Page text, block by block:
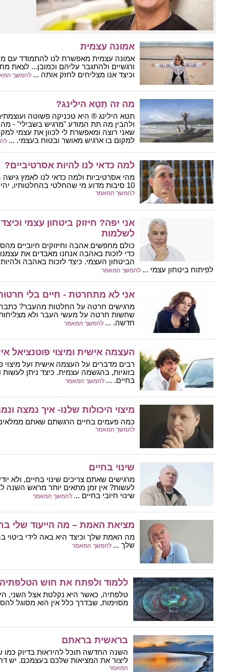
אמונה עצמית
אמונה עצמית מאפשרת לנו להתמודד עם
ורגשיים ולהתגבר עליהם וכמובן... לצאת
וכיצד אנו מצליחים לחזק אותה ... להמשך
מה זה תֶטָא הילינג?
תטא הילינג ® היא טכניקה פשוטה
ולהבין מה תת המודע "מרגיש בשבילי" - מה
שאני רוצה ומאפשרת לי לכוון את עצמי
למקום בו ארגיש מאושר ובטוח בעצמי. ...
למה כדאי לנו להיות אסרטיביים?
מהי אסרטיביות ולמה כדאי לנו לאמץ גישה
10 סיבות מדוע מי שהחלטי בהחלטותיו, יהיה מאושר ומסופק יותר ...
להמשך המאמר
אני יפה? חיזוק ביטחון עצמי
לשלמות
כולם מחפשים אהבה וחיזוקים חיוביים
כדי לזכות באהבה אנחנו מאבדים את עצמנו
הביטחון העצמי. כיצד לזכות באהבה
לפיתוח ביטחון עצמי ... להמשך המאמר
אני לא מתחרטת - חיים בלי
מרגישים חרטה על החלטות מהעבר?
שחשות חרטה על מעשי העבר ולא
חדשה. ... להמשך המאמר
העצמה אישית ומיצוי פוטנציאל
רבים מדברים על העצמה אישית ועל מיצוי
בזוגיות, בהגשמה עצמית. כיצד ניתן
בחיים. ... להמשך המאמר
מיצוי היכולות שלנו- איך נמצה
כמה פעמים בחיים הרגשתם שאתם
להמשך המאמר
שינוי בחיים
מרגישים שאתם צריכים שינוי בחיים, ולא
לעשות? אין זמן מתאים יותר מראש השנה
שינוי חיובי בחיים ... להמשך המאמר
מציאת האמת – מה הייעוד שלי
מה האמת שלך וכיצד היא באה לידי ביטוי
שלך ... להמשך המאמר
ללמוד ולפתח את חוש הטלפתיה
טלפתיה, כאשר היא נקלטת אצל השני,
מסוימות, שבדרך כלל אין הוא מסוגל
בראשית בראתם
השנה החדשה תוכל להיראות בדיוק כמו
ליצור את המציאות שלכם בעצמכם. יש
המאמר